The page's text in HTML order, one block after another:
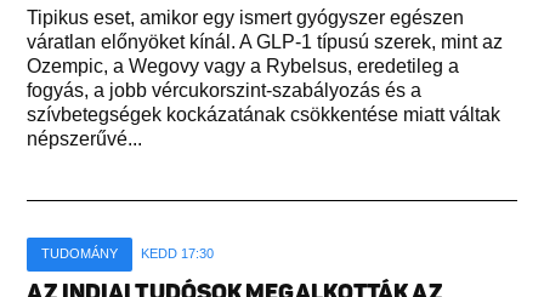
Tipikus eset, amikor egy ismert gyógyszer egészen
váratlan előnyöket kínál. A GLP-1 típusú szerek, mint az
Ozempic, a Wegovy vagy a Rybelsus, eredetileg a
fogyás, a jobb vércukorszint-szabályozás és a
szívbetegségek kockázatának csökkentése miatt váltak
népszerűvé...
TUDOMÁNY KEDD 17:30